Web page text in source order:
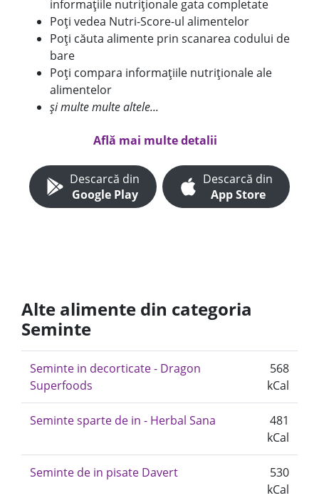
informațiile nutriționale gata completate
Poți vedea Nutri-Score-ul alimentelor
Poți căuta alimente prin scanarea codului de
bare
Poți compara informațiile nutriționale ale
alimentelor
și multe multe altele...
Află mai multe detalii
Descarcă din
Google Play
Descarcă din
App Store
Alte alimente din categoria
Seminte
Seminte in decorticate - Dragon
Superfoods
568
kCal
Seminte sparte de in - Herbal Sana
481
kCal
Seminte de in pisate Davert
530
kCal